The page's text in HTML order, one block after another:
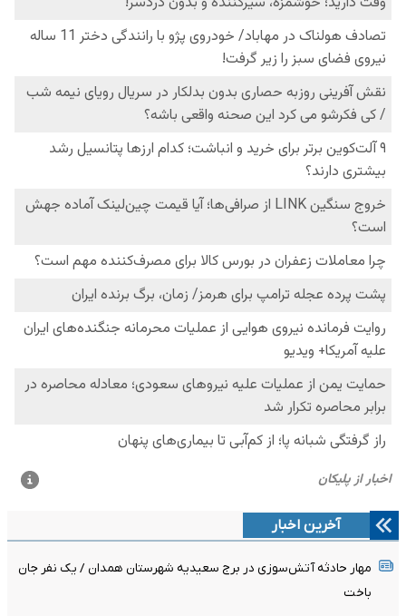
آخرین اخبار
مهار حادثه آتش‌سوزی در برج سعیدیه شهرستان همدان / یک نفر جان
باخت